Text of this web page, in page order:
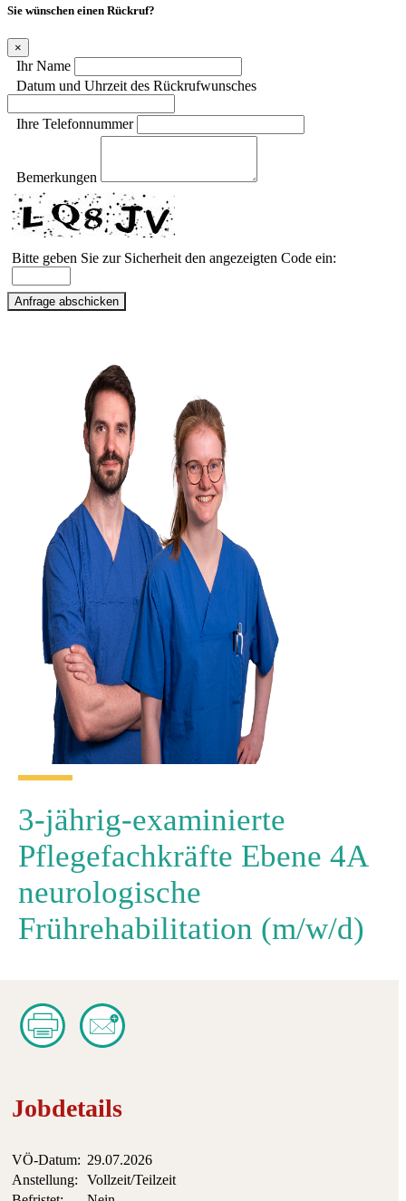
Sie wünschen einen Rückruf?
×
Ihr Name
Datum und Uhrzeit des Rückrufwunsches
Ihre Telefonnummer
Bemerkungen
Bitte geben Sie zur Sicherheit den angezeigten Code ein:
3-jährig-examinierte
Pflegefachkräfte Ebene 4A
neurologische
Frührehabilitation (m/w/d)
Jobdetails
VÖ-Datum: 29.07.2026
Anstellung:
Vollzeit/Teilzeit